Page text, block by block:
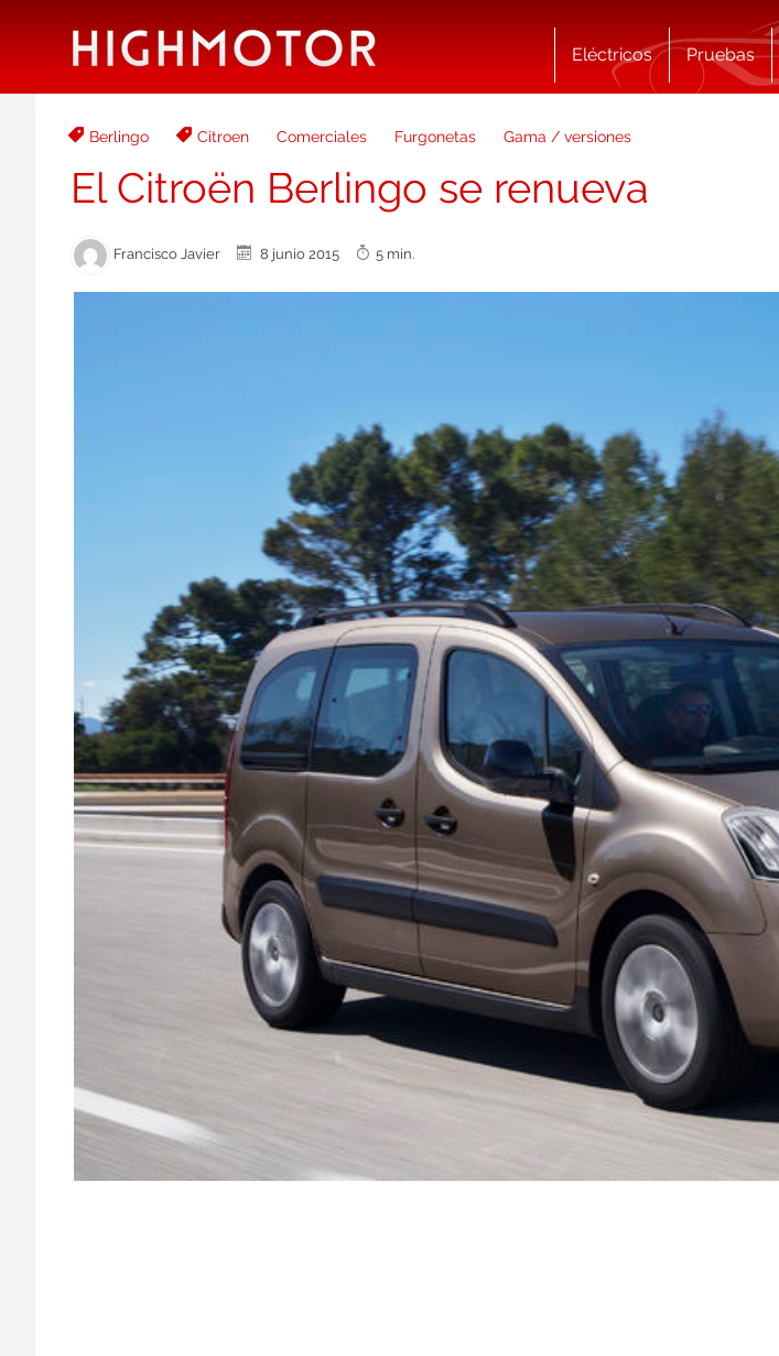
Eléctricos Pruebas
Berlingo Citroen Comerciales Furgonetas Gama / versiones
El Citroën Berlingo se renueva
Francisco Javier 8 junio 2015 5 min.